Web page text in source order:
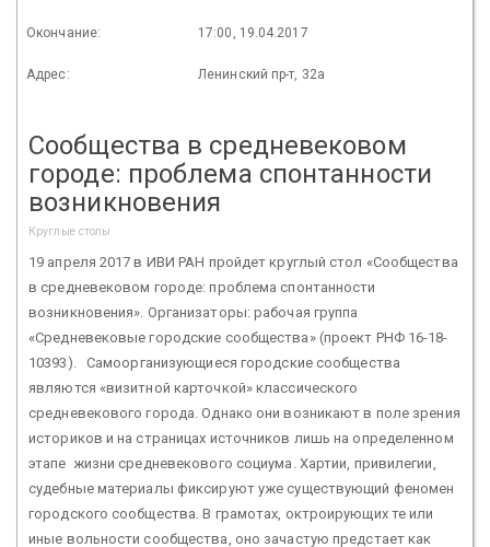
Окончание: 17:00, 19.04.2017
Адрес: Ленинский пр-т, 32а
Сообщества в средневековом
городе: проблема спонтанности
возникновения
Круглые столы
19 апреля 2017 в ИВИ РАН пройдет круглый стол «Сообщества
в средневековом городе: проблема спонтанности
возникновения». Организаторы: рабочая группа
«Средневековые городские сообщества» (проект РНФ 16-18-
10393). Самоорганизующиеся городские сообщества
являются «визитной карточкой» классического
средневекового города. Однако они возникают в поле зрения
историков и на страницах источников лишь на определенном
этапе жизни средневекового социума. Хартии, привилегии,
судебные материалы фиксируют уже существующий феномен
городского сообщества. В грамотах, октроирующих те или
иные вольности сообщества, оно зачастую предстает как